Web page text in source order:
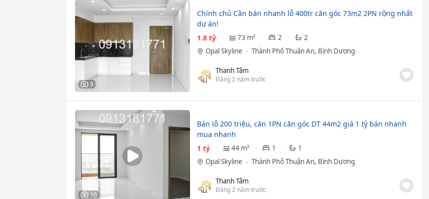
9
Chính chủ Cần bán nhanh lỗ 400tr căn góc 73m2 2PN rộng nhất
dự án!
1.8 tỷ
73 m² 2
2
Opal Skyline
Thành Phố Thuận An, Bình Dương
Thanh Tâm
Đăng 2 năm trước
10
Bán lỗ 200 triệu, căn 1PN căn góc DT 44m2 giá 1 tỷ bán nhanh
mua nhanh
1 tỷ
44 m² 1
1
Opal Skyline
Thành Phố Thuận An, Bình Dương
Thanh Tâm
Đăng 2 năm trước